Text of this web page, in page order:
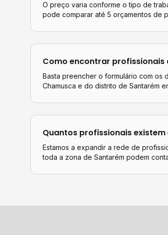
O preço varia conforme o tipo de
pode comparar até 5 orçamentos de
Como encontrar profissionais
Basta preencher o formulário com os
Chamusca e do distrito de Santarém
Quantos profissionais existem
Estamos a expandir a rede de
toda a zona de Santarém podem